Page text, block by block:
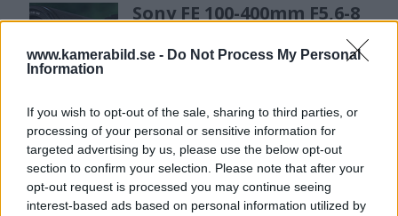
www.kamerabild.se - Do Not Process My Personal
Information
If you wish to opt-out of the sale, sharing to third parties, or
processing of your personal or sensitive information for
targeted advertising by us, please use the below opt-out
section to confirm your selection. Please note that after your
opt-out request is processed you may continue seeing
interest-based ads based on personal information utilized by
Sony FE 100-400mm F5,6-8
fågel, sport & natur
Anna W Thorbjörnsson –
naket med integritet